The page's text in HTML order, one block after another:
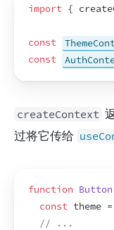
import {
const
const
createContext
过将它传给
function Button
const theme =
// ...